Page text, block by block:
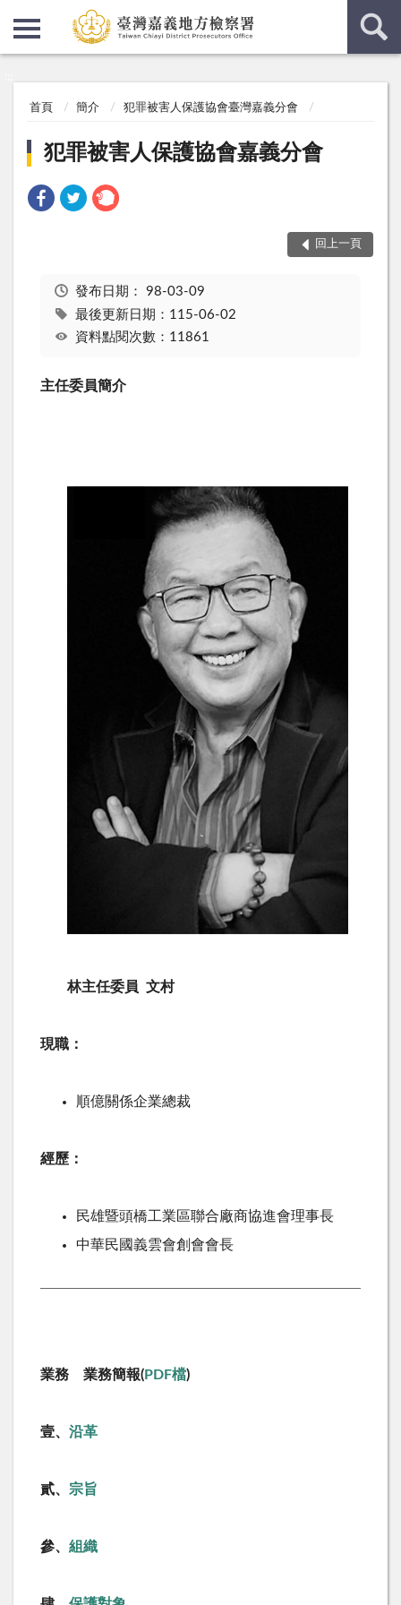
首頁 簡介 犯罪被害人保護協會臺灣嘉義分會
犯罪被害人保護協會嘉義分會
回上一頁
發布日期： 98-03-09
最後更新日期：115-06-02
資料點閱次數：11861
主任委員簡介
林主任委員 文村
現職：
順億關係企業總裁
經歷：
民雄暨頭橋工業區聯合廠商協進會理事長
中華民國義雲會創會會長
業務 業務簡報(PDF檔)
壹、 沿革
貳、 宗旨
參、 組織